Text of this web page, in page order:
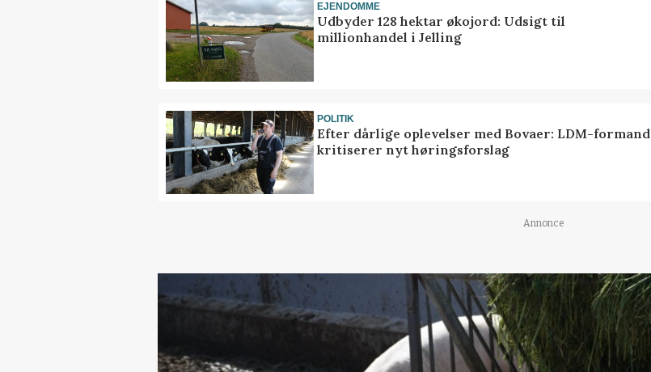
EJENDOMME
Udbyder 128 hektar økojord: Udsigt til
millionhandel i Jelling
POLITIK
Efter dårlige oplevelser med Bovaer: LDM-formand
kritiserer nyt høringsforslag
Annonce